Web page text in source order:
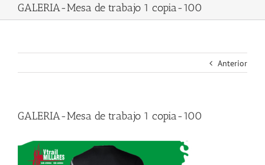
GALERIA-Mesa de trabajo 1 copia-100
Anterior
GALERIA-Mesa de trabajo 1 copia-100